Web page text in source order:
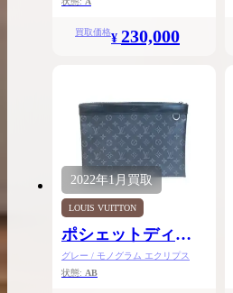
買取価格¥ 230,000
2022年1月買取
LOUIS VUITTON
ポシェットディス
カバリー
グレー / モノグラム エクリプス
状態: AB